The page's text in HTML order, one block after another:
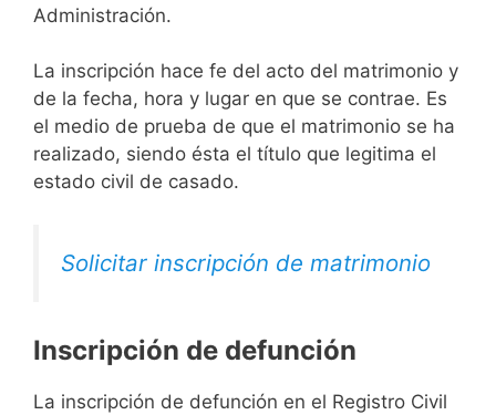
Administración.
La inscripción hace fe del acto del matrimonio y
de la fecha, hora y lugar en que se contrae. Es
el medio de prueba de que el matrimonio se ha
realizado, siendo ésta el título que legitima el
estado civil de casado.
Solicitar inscripción de matrimonio
Inscripción de defunción
La inscripción de defunción en el Registro Civil